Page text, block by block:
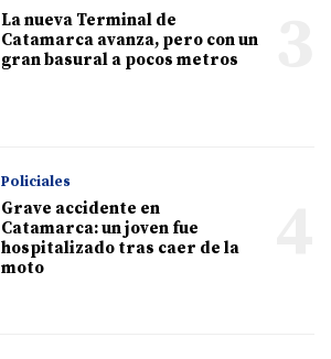
La nueva Terminal de
Catamarca avanza, pero con un
gran basural a pocos metros
Policiales
Grave accidente en
Catamarca: un joven fue
hospitalizado tras caer de la
moto